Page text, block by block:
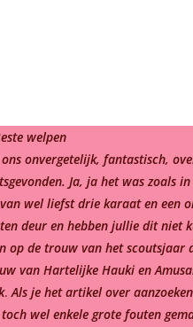
welpen
onvergetelijk, fantastisch,
Ja, ja het was zoals
wel liefst drie karaat en een
deur en hebben jullie dit niet
de trouw van het scoutsjaar
van Hartelijke Hauki en
.Als je het artikel over
wel enkele grote fouten